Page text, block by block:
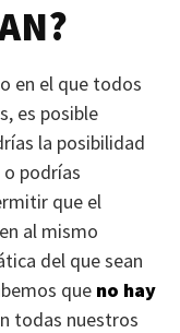
?
en el que todos
es posible
la posibilidad
podrías
que el
al mismo
del que sean
que no hay
todas nuestros